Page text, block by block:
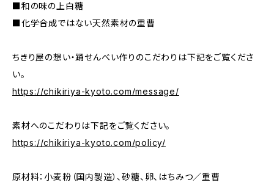
■和の味の上白糖
■化学合成ではない天然素材の重曹
ちきり屋の想い・踊せんべい作りのこだわりは下記をご覧くださ
い。
https://chikiriya-kyoto.com/message/
素材へのこだわりは下記をご覧ください。
https://chikiriya-kyoto.com/policy/
原材料：小麦粉（国内製造）、砂糖、卵、はちみつ／重曹